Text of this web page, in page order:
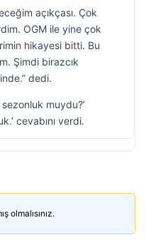
açıkçası. Çok
OGM ile yine çok
hikayesi bitti. Bu
Şimdi birazcık
dedi.
muydu?’
cevabını verdi.
olmalısınız.